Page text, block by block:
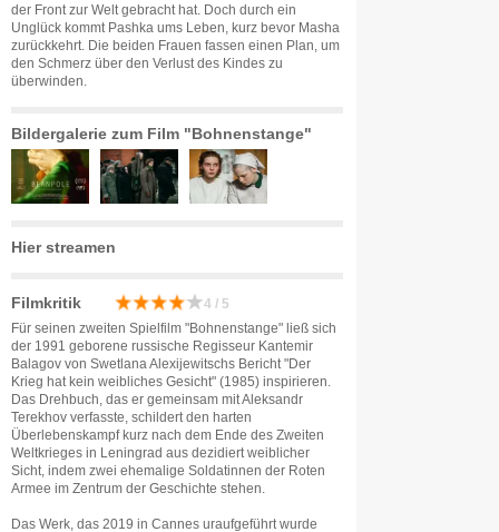
der Front zur Welt gebracht hat. Doch durch ein
Unglück kommt Pashka ums Leben, kurz bevor Masha
zurückkehrt. Die beiden Frauen fassen einen Plan, um
den Schmerz über den Verlust des Kindes zu
überwinden.
Bildergalerie zum Film "Bohnenstange"
Hier streamen
Filmkritik 4 / 5
Für seinen zweiten Spielfilm "Bohnenstange" ließ sich
der 1991 geborene russische Regisseur Kantemir
Balagov von Swetlana Alexijewitschs Bericht "Der
Krieg hat kein weibliches Gesicht" (1985) inspirieren.
Das Drehbuch, das er gemeinsam mit Aleksandr
Terekhov verfasste, schildert den harten
Überlebenskampf kurz nach dem Ende des Zweiten
Weltkrieges in Leningrad aus dezidiert weiblicher
Sicht, indem zwei ehemalige Soldatinnen der Roten
Armee im Zentrum der Geschichte stehen.
Das Werk, das 2019 in Cannes uraufgeführt wurde